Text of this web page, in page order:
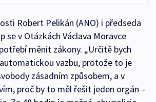
Robert Pelikán (ANO) i předseda
se v Otázkách Václava Moravce
měnit zákony. „Určitě bych
vazbu, protože to je
zásadním způsobem, a v
proč by to měl řešit jeden orgán –